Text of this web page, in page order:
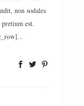
non sodales
est.